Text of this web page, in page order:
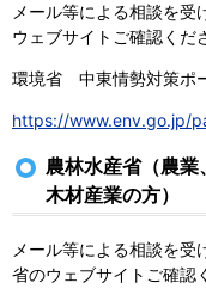
メール等による相談を受
ウェブサイトご確認くだ
環境省 中東情勢対策ポ
https://www.env.go.jp/
農林水産省（農業
木材産業の方）
メール等による相談を
省のウェブサイトご確認